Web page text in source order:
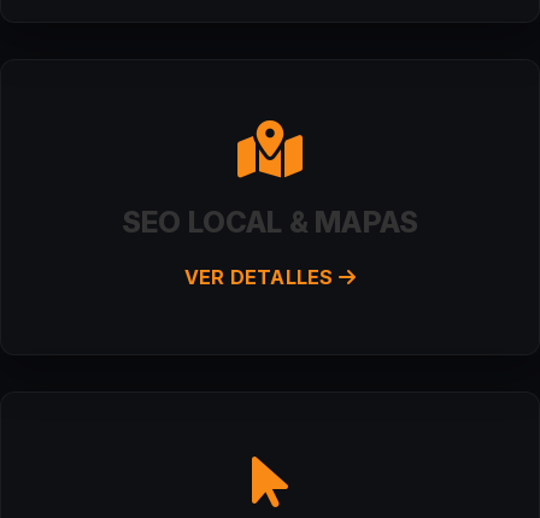
SEO LOCAL & MAPAS
VER DETALLES